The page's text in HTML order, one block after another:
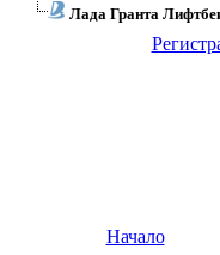
Лада Гранта
Начало